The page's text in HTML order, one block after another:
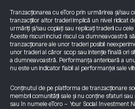
Tranzacționarea cu eToro prin urmărirea și/sau
tranzacțiilor altor traderi implică un nivel ridicat
urmăriți și/sau copiați sau replicați traderii cu
Aceste riscuri includ riscul ca dumneavoastră
tranzacționare ale unor traderi posibil
unor traderi al căror scop sau intenție finală ori
a dumneavoastră. Performanța anterioară a
nu este un indicator fiabil al performanței sale
Conținutul de pe platforma de tranzacționare
membrii comunității sale și nu conține sfaturi
sau în numele eToro - Your Social Investment